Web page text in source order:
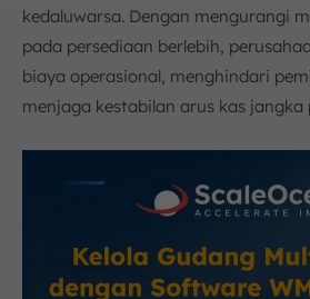
kedaluwarsa. Dengan mengurangi
pada persediaan berlebih,
biaya operasional, menghindari
menjaga kestabilan arus kas jangka